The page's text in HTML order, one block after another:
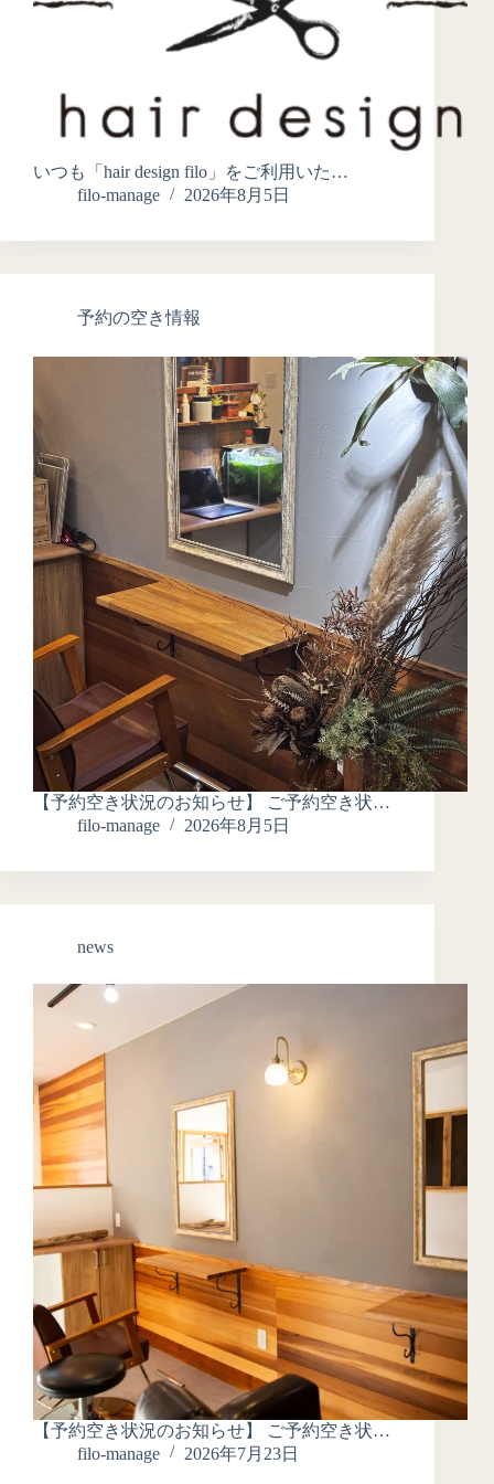
いつも「hair design filo」をご利用いた…
filo-manage
2026年8月5日
予約の空き情報
【予約空き状況のお知らせ】 ご予約空き状…
filo-manage
2026年8月5日
news
【予約空き状況のお知らせ】 ご予約空き状…
filo-manage
2026年7月23日